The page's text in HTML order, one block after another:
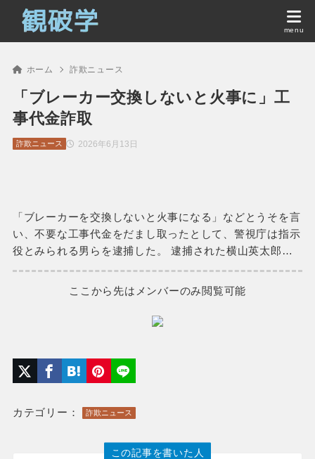
ホーム 詐欺ニュース
「ブレーカー交換しないと火事に」工
事代金詐取
2026年6月13日
詐欺ニュース
「ブレーカーを交換しないと火事になる」などとうそを言
い、不要な工事代金をだまし取ったとして、警視庁は指示
役とみられる男らを逮捕した。 逮捕された横山英太郎…
ここから先はメンバーのみ閲覧可能
カテゴリー： 詐欺ニュース
この記事を書いた人